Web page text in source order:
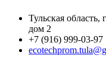
Тульская область,
дом 2
+7 (916) 999-03-97